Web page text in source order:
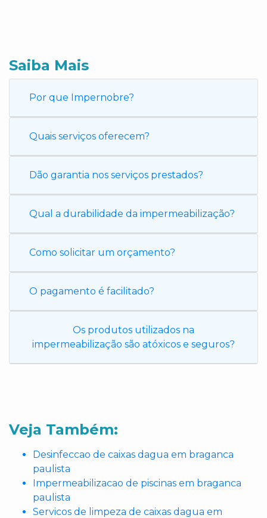
Saiba Mais
Por que Impernobre?
Quais serviços oferecem?
Dão garantia nos serviços prestados?
Qual a durabilidade da impermeabilização?
Como solicitar um orçamento?
O pagamento é facilitado?
Os produtos utilizados na
impermeabilização são atóxicos e seguros?
Veja Também:
Desinfeccao de caixas dagua em braganca
paulista
Impermeabilizacao de piscinas em braganca
paulista
Servicos de limpeza de caixas dagua em